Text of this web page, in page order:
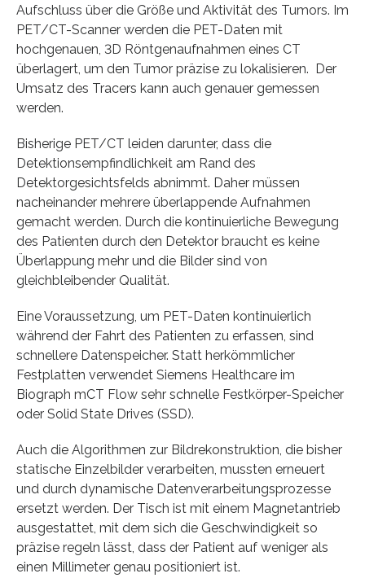
Aufschluss über die Größe und Aktivität des Tumors. Im
PET/CT-Scanner werden die PET-Daten mit
hochgenauen, 3D Röntgenaufnahmen eines CT
überlagert, um den Tumor präzise zu lokalisieren. Der
Umsatz des Tracers kann auch genauer gemessen
werden.
Bisherige PET/CT leiden darunter, dass die
Detektionsempfindlichkeit am Rand des
Detektorgesichtsfelds abnimmt. Daher müssen
nacheinander mehrere überlappende Aufnahmen
gemacht werden. Durch die kontinuierliche Bewegung
des Patienten durch den Detektor braucht es keine
Überlappung mehr und die Bilder sind von
gleichbleibender Qualität.
Eine Voraussetzung, um PET-Daten kontinuierlich
während der Fahrt des Patienten zu erfassen, sind
schnellere Datenspeicher. Statt herkömmlicher
Festplatten verwendet Siemens Healthcare im
Biograph mCT Flow sehr schnelle Festkörper-Speicher
oder Solid State Drives (SSD).
Auch die Algorithmen zur Bildrekonstruktion, die bisher
statische Einzelbilder verarbeiten, mussten erneuert
und durch dynamische Datenverarbeitungsprozesse
ersetzt werden. Der Tisch ist mit einem Magnetantrieb
ausgestattet, mit dem sich die Geschwindigkeit so
präzise regeln lässt, dass der Patient auf weniger als
einen Millimeter genau positioniert ist.